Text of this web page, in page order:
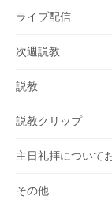
ライブ配信
次週説教
説教
説教クリップ
主日礼拝について
その他